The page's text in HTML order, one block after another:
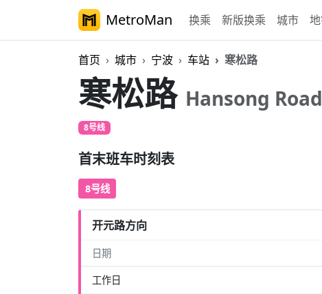
MetroMan 换乘 新版换乘 城市
首页 城市 宁波 车站 寒松路
寒松路 Hansong Road
8号线
首末班车时刻表
8号线
开元路方向
日期
工作日